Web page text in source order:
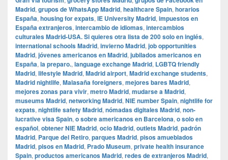
Madrid, grupos de WhatsApp Madrid, healthcare Spain, horarios
España, housing for expats, IE University Madrid, impuestos en
España extranjeros, intercambio de idiomas, intercambios
culturales Madrid-USA. Si quieres otra lista de 200 solo en inglés,
international schools Madrid, invierno Madrid, job opportunities
Madrid, jóvenes americanos en Madrid, jubilados americanos en
España, la preparo., language exchange Madrid, LGBTQ friendly
Madrid, lifestyle Madrid, Madrid airport, Madrid exchange students,
Madrid nightlife, Malasaña foreigners, mejores bares Madrid,
mejores zonas para vivir, metro Madrid, mudarse a Madrid,
museums Madrid, networking Madrid, NIE number Spain, nightlife for
expats, nightlife safety Madrid, nómadas digitales Madrid, non-
lucrative visa Spain, o sobre americanos en Barcelona, o solo en
español, obtener NIE Madrid, ocio Madrid, outlets Madrid, padrón
Madrid, Parque del Retiro, parques Madrid, pisos amueblados
Madrid, pisos en Madrid, Prado Museum, private health insurance
Spain, productos americanos Madrid, redes de extranjeros Madrid,